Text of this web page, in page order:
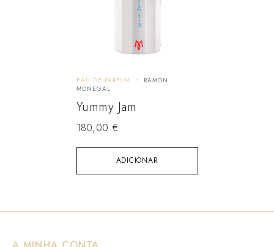
ADICIONAR
EAU DE PARFUM
RAMON
MONEGAL
Yummy Jam
180,00 €